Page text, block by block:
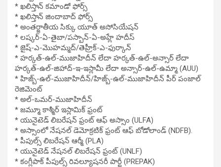
* ఖలిస్తాన్ కమాండో ఫోర్స్
* ఖలిస్తాన్ జిందాబాద్ ఫోర్స్
* అంతర్జాతీయ సిక్కు యూత్ అసోసియేషన్
* లష్కర్-ఏ-తైబా/పస్బాన్-ఏ-అహ్లే హదీస్
* జైష్-ఎ-మొహమ్మద్/తెహ్రీక్-ఎ-ఫుర్కాన్
* హర్కత్-ఉల్-ముజాహిదీన్ లేదా హర్కత్-ఉల్-అన్సార్ లేదా
హర్కత్-ఉల్-జిహాద్-ఇ-ఇస్లామీ లేదా అన్సార్-ఉల్-ఉమ్మా (AUU)
* హిజ్బ్-ఉల్-ముజాహిదీన్/హిజ్బ్-ఉల్-ముజాహిదీన్ పీర్ పంజాల్
రెజిమెంట్
* అల్-ఒమర్-ముజాహిదీన్
* జమ్మూ కాశ్మీర్ ఇస్లామిక్ ఫ్రంట్
* యునైటెడ్ లిబరేషన్ ఫ్రంట్ ఆఫ్ అస్సాం (ULFA)
* అస్సాంలో నేషనల్ డెమోక్రటిక్ ఫ్రంట్ ఆఫ్ బోడోలాండ్ (NDFB).
* పీపుల్స్ లిబరేషన్ ఆర్మీ (PLA)
* యునైటెడ్ నేషనల్ లిబరేషన్ ఫ్రంట్ (UNLF)
* కంగ్లీపాక్ పీపుల్స్ రివల్యూషనరీ పార్టీ (PREPAK)